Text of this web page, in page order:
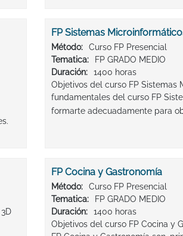
FP Sistemas
Método:
Curso FP Presencial
Tematica:
FP GRADO MEDIO
Duración:
1400 horas
Objetivos del curso FP Sistemas
fundamentales del curso FP
formarte adecuadamente para
FP Cocina y Gastronomía
Método:
Curso FP Presencial
Tematica:
FP GRADO MEDIO
Duración:
1400 horas
Objetivos del curso FP Cocina y